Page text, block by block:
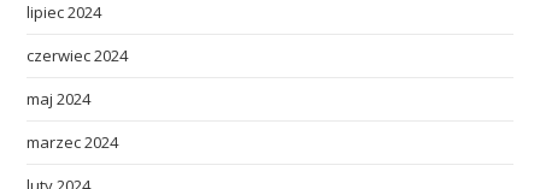
lipiec 2024
czerwiec 2024
maj 2024
marzec 2024